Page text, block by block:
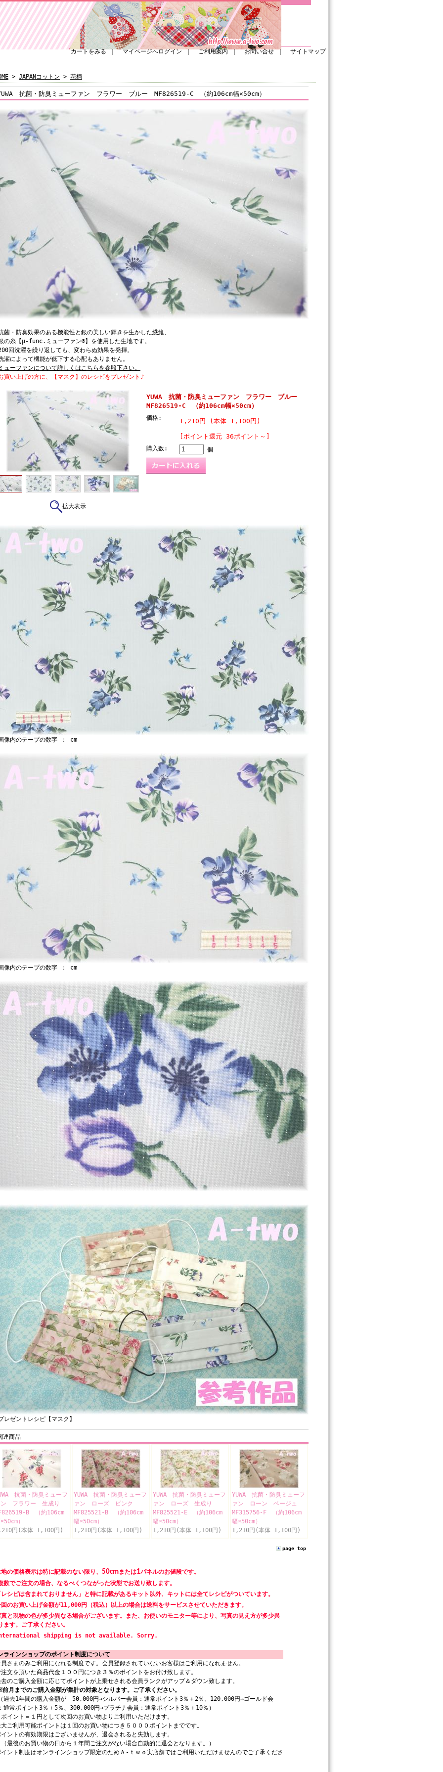
カートをみる｜ マイページへログイン｜ ご利用案内｜ お問い合せ｜ サイトマップ
> JAPANコットン > 花柄
抗菌・防臭ミューファン フラワー ブルー MF826519-C （約106cm幅×50cm）
・防臭効果のある機能性と銀の美しい輝きを生かした繊維、
糸【μ-func.ミューファン®】を使用した生地です。
回洗濯を繰り返しても、変わらぬ効果を発揮。
によって機能が低下する心配もありません。
ューファンについて詳しくはこちらを参照下さい。
い上げの方に、【マスク】のレシピをプレゼント♪
拡大表示
YUWA 抗菌・防臭ミューファン フラワー ブルー
MF826519-C （約106cm幅×50cm）
価格: 1,210円 (本体 1,100円)
[ポイント還元 36ポイント～]
購入数: 個
内のテープの数字 ： cm
内のテープの数字 ： cm
ゼントレシピ【マスク】
連商品
抗菌・防臭ミューフ
ン フラワー 生成り
B （約106cm
）
円(本体 1,100円)
YUWA 抗菌・防臭ミューフ
ァン ローズ ピンク
MF825521-B （約106cm
幅×50cm）
1,210円(本体 1,100円)
YUWA 抗菌・防臭ミューフ
ァン ローズ 生成り
MF825521-E （約106cm
幅×50cm）
1,210円(本体 1,100円)
YUWA 抗菌・防臭ミューフ
ァン ローン ベージュ
MF315756-F （約106cm
幅×50cm）
1,210円(本体 1,100円)
page top
の価格表示は特に記載のない限り、 50cmまたは1パネルのお値段です。
でご注文の場合、なるべくつながった状態でお送り致します。
シピは含まれておりません」と特に記載があるキット以外、キットには全てレシピがついています。
のお買い上げ金額が11,000円（税込）以上の場合は送料をサービスさせていただきます。
と現物の色が多少異なる場合がございます。また、お使いのモニター等により、写真の見え方が多少異
ます。ご了承ください。
shipping is not available. Sorry.
ラインショップのポイント制度について
さまのみご利用になれる制度です。会員登録されていないお客様はご利用になれません。
文を頂いた商品代金１００円につき３％のポイントをお付け致します。
のご購入金額に応じてポイントが上乗せされる会員ランクがアップ＆ダウン致します。
月までのご購入金額が集計の対象となります。ご了承ください。
去1年間の購入金額が 50,000円→シルバー会員：通常ポイント3％＋2％、120,000円→ゴールド会
通常ポイント3％＋5％、300,000円→プラチナ会員：通常ポイント3％＋10％）
イント＝１円として次回のお買い物よりご利用いただけます。
ご利用可能ポイントは１回のお買い物につき５０００ポイントまでです。
ントの有効期限はございませんが、退会されると失効します。
後のお買い物の日から１年間ご注文がない場合自動的に退会となります。）
ント制度はオンラインショップ限定のためＡ-ｔｗｏ実店舗ではご利用いただけませんのでご了承くださ